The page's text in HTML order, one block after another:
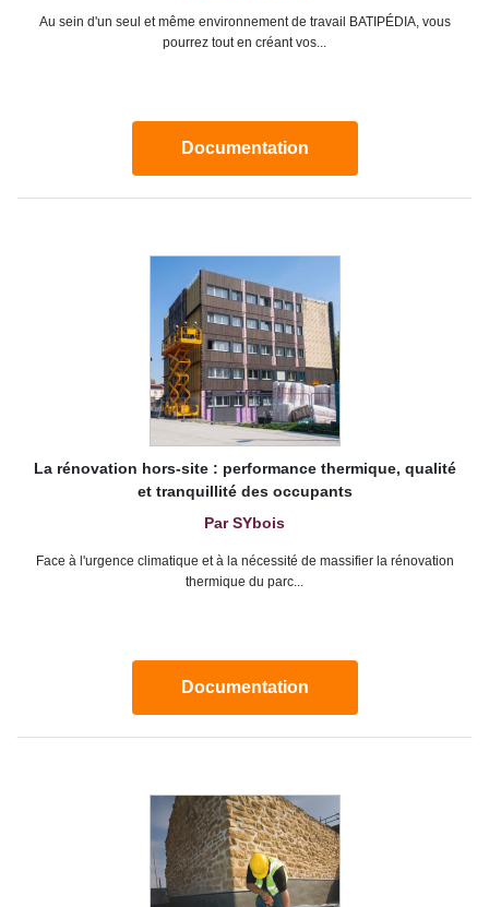
Au sein d'un seul et même environnement de travail BATIPÉDIA, vous
pourrez tout en créant vos...
Documentation
La rénovation hors-site : performance thermique, qualité
et tranquillité des occupants
Par SYbois
Face à l'urgence climatique et à la nécessité de massifier la rénovation
thermique du parc...
Documentation